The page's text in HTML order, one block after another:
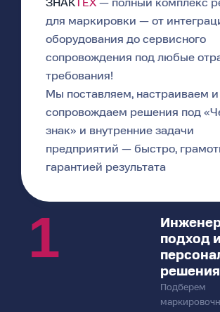
ЗНАК ТЕХ — полный комплекс
для маркировки — от
оборудования до сервисного
сопровождения под любые
требования!
Мы поставляем, настраиваем и
сопровождаем решения под
знак» и внутренние задачи
предприятий — быстро,
гарантией результата
1
подход и
решения
Подберем